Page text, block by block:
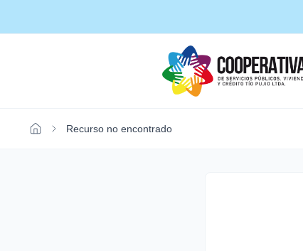
Recurso no encontrado